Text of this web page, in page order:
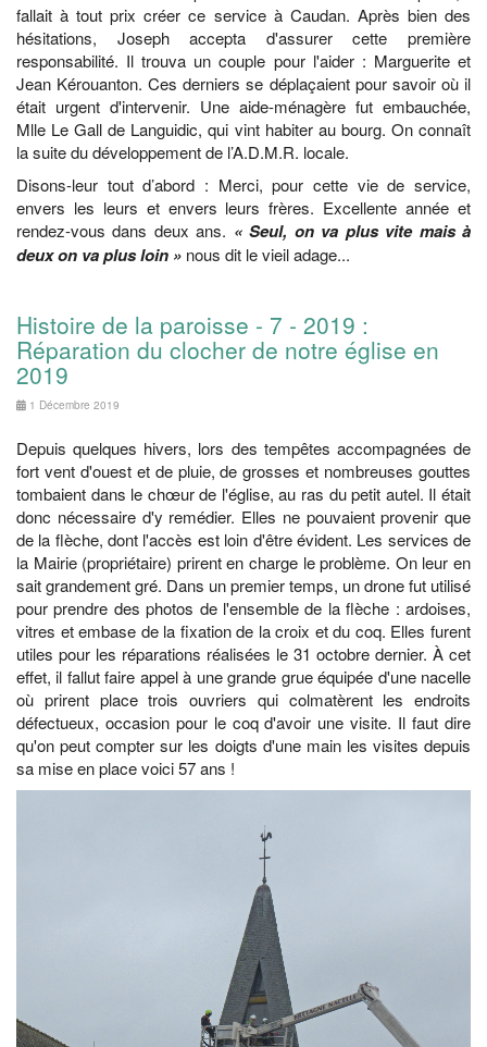
fallait à tout prix créer ce service à Caudan. Après bien des
hésitations, Joseph accepta d'assurer cette première
responsabilité. Il trouva un couple pour l'aider : Marguerite et
Jean Kérouanton. Ces derniers se déplaçaient pour savoir où il
était urgent d'intervenir. Une aide-ménagère fut embauchée,
Mlle Le Gall de Languidic, qui vint habiter au bourg. On connaît
la suite du développement de l’A.D.M.R. locale.
Disons-leur tout d’abord : Merci, pour cette vie de service,
envers les leurs et envers leurs frères. Excellente année et
rendez-vous dans deux ans. « Seul, on va plus vite mais à
deux on va plus loin » nous dit le vieil adage...
Histoire de la paroisse - 7 - 2019 :
Réparation du clocher de notre église en
2019
1 Décembre 2019
Depuis quelques hivers, lors des tempêtes accompagnées de
fort vent d'ouest et de pluie, de grosses et nombreuses gouttes
tombaient dans le chœur de l'église, au ras du petit autel. Il était
donc nécessaire d'y remédier. Elles ne pouvaient provenir que
de la flèche, dont l'accès est loin d'être évident. Les services de
la Mairie (propriétaire) prirent en charge le problème. On leur en
sait grandement gré. Dans un premier temps, un drone fut utilisé
pour prendre des photos de l'ensemble de la flèche : ardoises,
vitres et embase de la fixation de la croix et du coq. Elles furent
utiles pour les réparations réalisées le 31 octobre dernier. À cet
effet, il fallut faire appel à une grande grue équipée d'une nacelle
où prirent place trois ouvriers qui colmatèrent les endroits
défectueux, occasion pour le coq d'avoir une visite. Il faut dire
qu'on peut compter sur les doigts d'une main les visites depuis
sa mise en place voici 57 ans !